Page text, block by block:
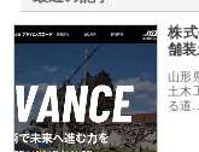
株
舗
山形
土木
る道…